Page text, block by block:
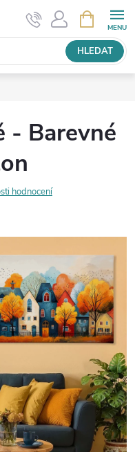
HLEDAT
NÁKUPNÍ
KOŠÍK
- Barevné
hodnocení